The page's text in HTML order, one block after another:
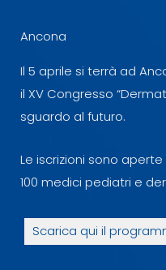
Ancona
Il 5 aprile si terrà ad
il XV Congresso
sguardo al futuro.
Le iscrizioni sono
100 medici pediatri e
Scarica qui il